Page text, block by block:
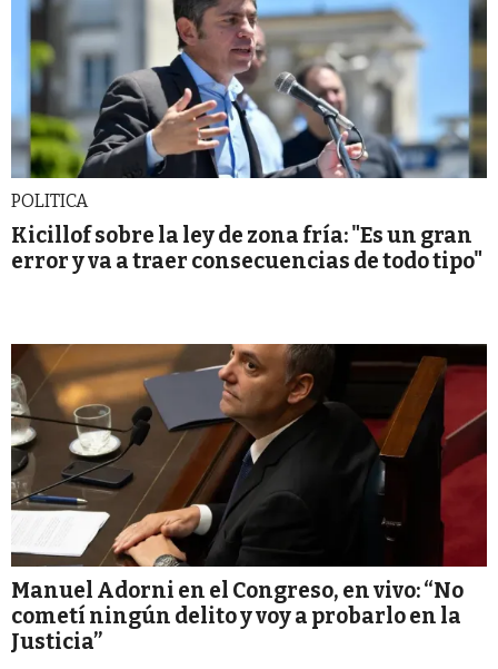
POLITICA
Kicillof sobre la ley de zona fría: "Es un gran
error y va a traer consecuencias de todo tipo"
Manuel Adorni en el Congreso, en vivo: “No
cometí ningún delito y voy a probarlo en la
Justicia”